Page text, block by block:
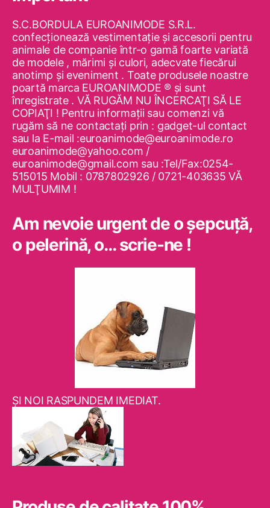
S.C.BORDULA EUROANIMODE S.R.L.
confecţionează vestimentaţie şi accesorii pentru
animale de companie într-o gamă foarte variată
de modele , mărimi şi culori, adecvate fiecărui
anotimp şi eveniment . Toate produsele noastre
poartă marca EUROANIMODE ® şi sunt
înregistrate . VĂ RUGĂM NU ÎNCERCAŢI SĂ LE
COPIAŢI ! Pentru informaţii sau comenzi vă
rugăm să ne contactaţi prin : gadget-ul contact
sau la E-mail :euroanimode@euroanimode.ro
euroanimode@yahoo.com /
euroanimode@gmail.com sau :Tel/Fax:0254-
515015 Mobil : 0787802926 / 0721-403635 VĂ
MULŢUMIM !
Am nevoie urgent de o şepcuţă,
o pelerină, o… scrie-ne !
ŞI NOI RASPUNDEM IMEDIAT.